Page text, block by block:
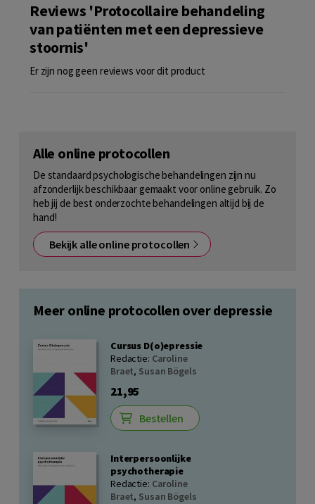
Reviews 'Protocollaire behandeling
van patiënten met een depressieve
stoornis'
Er zijn nog geen reviews voor dit product
Alle online protocollen
De standaard psychologische behandelingen zijn nu
afzonderlijk beschikbaar gemaakt voor online gebruik. Zo
heb jij de best onderzochte behandelingen altijd bij de
hand!
Bekijk alle online protocollen
Meer online protocollen over depressie
Cursus D(o)epressie
Redactie: Caroline
Braet, Susan Bögels
21,95
Bestellen
Interpersoonlijke
psychotherapie
Redactie: Caroline
Braet, Susan Bögels